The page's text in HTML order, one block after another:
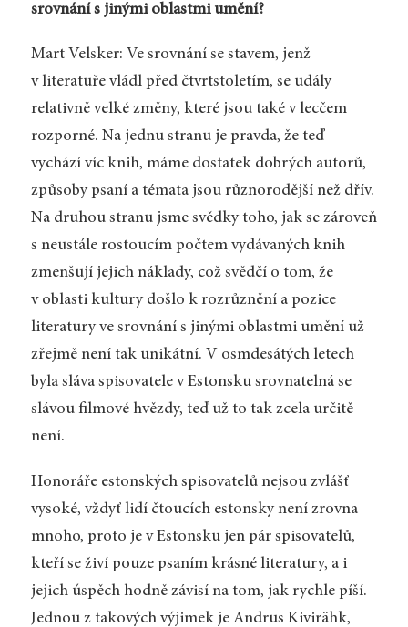
srovnání s jinými oblastmi umění?
Mart Velsker: Ve srovnání se stavem, jenž
v literatuře vládl před čtvrtstoletím, se udály
relativně velké změny, které jsou také v lecčem
rozporné. Na jednu stranu je pravda, že teď
vychází víc knih, máme dostatek dobrých autorů,
způsoby psaní a témata jsou různorodější než dřív.
Na druhou stranu jsme svědky toho, jak se zároveň
s neustále rostoucím počtem vydávaných knih
zmenšují jejich náklady, což svědčí o tom, že
v oblasti kultury došlo k rozrůznění a pozice
literatury ve srovnání s jinými oblastmi umění už
zřejmě není tak unikátní. V osmdesátých letech
byla sláva spisovatele v Estonsku srovnatelná se
slávou filmové hvězdy, teď už to tak zcela určitě
není.
Honoráře estonských spisovatelů nejsou zvlášť
vysoké, vždyť lidí čtoucích estonsky není zrovna
mnoho, proto je v Estonsku jen pár spisovatelů,
kteří se živí pouze psaním krásné literatury, a i
jejich úspěch hodně závisí na tom, jak rychle píší.
Jednou z takových výjimek je Andrus Kivirähk,